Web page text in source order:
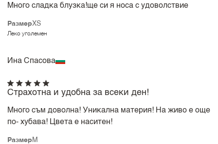
РазмерXS
Леко уголемен
Много сладка блузка!ще си я носа с удоволствие
Ина Спасова
Размер M
Страхотна и удобна за всеки ден!
Много съм доволна! Уникална материя! На живо е още
по- хубава! Цвета е наситен!